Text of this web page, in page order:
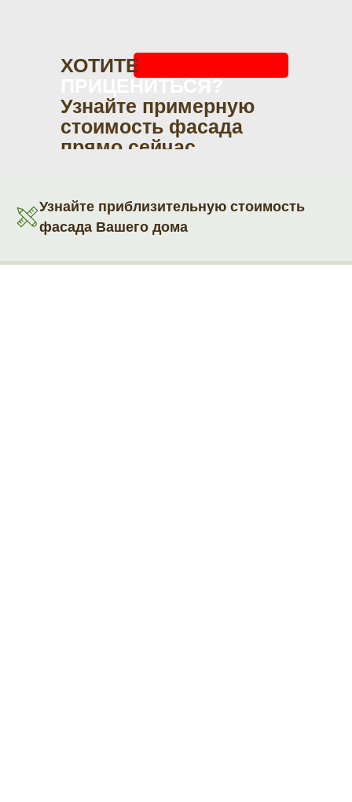
ХОТИТЕ
Узнайте примерную
стоимость фасада
прямо сейчас
Узнайте приблизительную стоимость
фасада Вашего дома